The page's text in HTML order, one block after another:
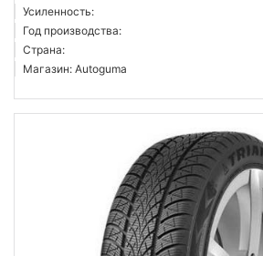
Усиленность:
Год производства:
Страна:
Магазин: Autoguma